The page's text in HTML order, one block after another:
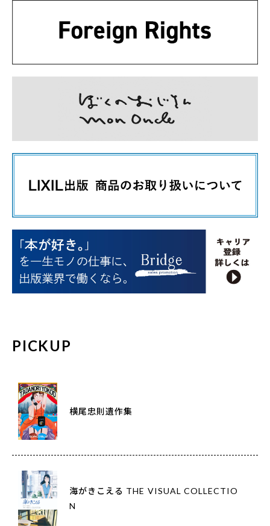
PICKUP
横尾忠則遺作集
海がきこえる THE VISUAL COLLECTIO
N